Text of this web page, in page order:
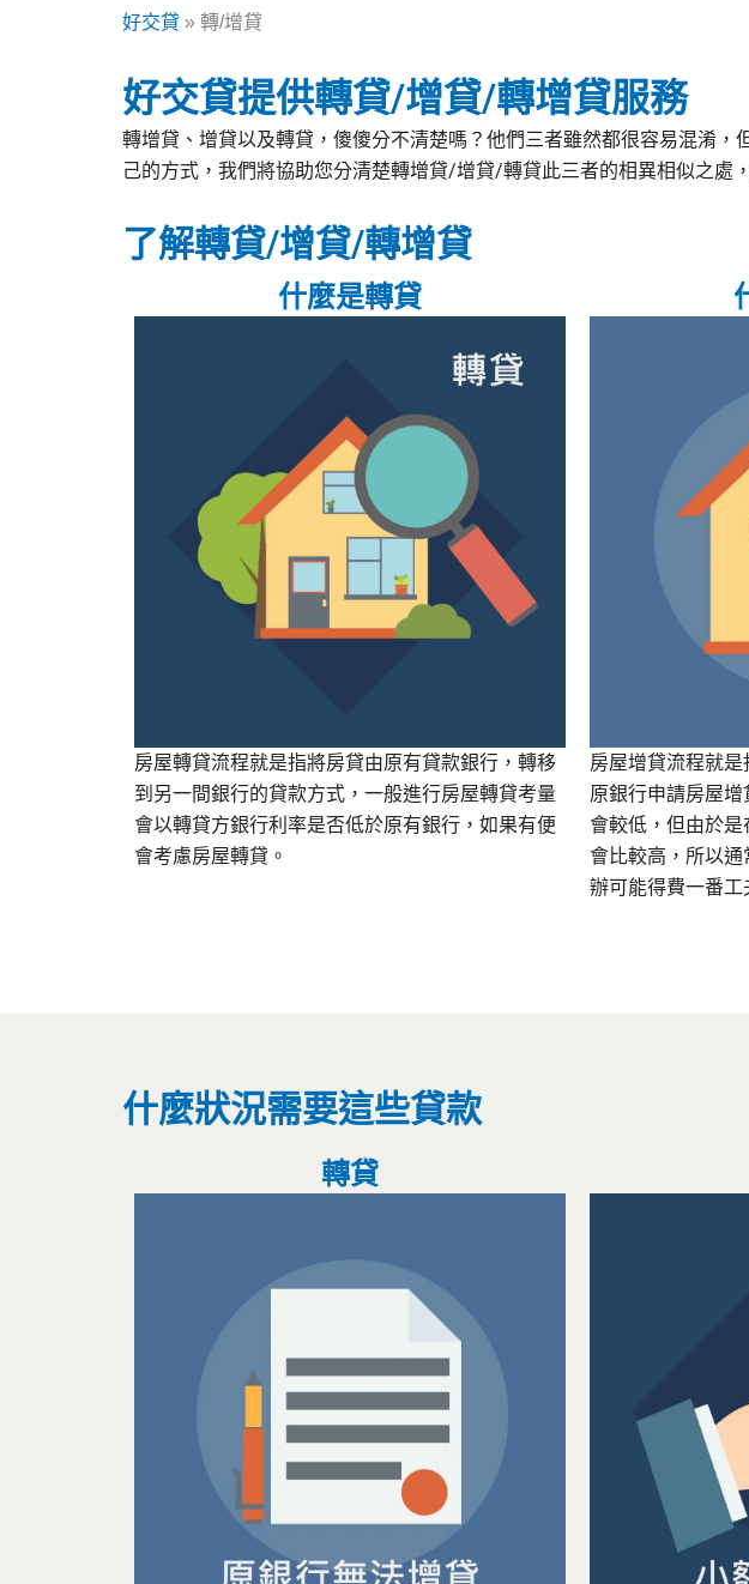
好交貸 » 轉/增貸
好交貸提供轉貸/增貸/轉增貸服務
轉增貸、增貸以及轉貸，傻傻分不清楚嗎？他們三者雖然都很容易混淆
己的方式，我們將協助您分清楚轉增貸/增貸/轉貸此三者的相異相似之處
了解轉貸/增貸/轉增貸
什麼是轉貸
房屋轉貸流程就是指將房貸由原有貸款銀行，轉移
到另一間銀行的貸款方式，一般進行房屋轉貸考量
會以轉貸方銀行利率是否低於原有銀行，如果有便
會考慮房屋轉貸。
房屋增貸流程就
原銀行申請房屋
會較低，但由於
會比較高，所以
辦可能得費一番工
什麼狀況需要這些貸款
轉貸